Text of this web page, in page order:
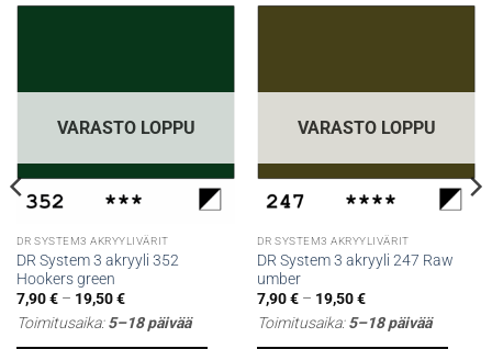
VARASTO LOPPU
DR SYSTEM3 AKRYYLIVÄRIT
DR System 3 akryyli 352
Hookers green
7,90€ – 19,50€Hintaluokka:
-
Toimitusaika:5–18 päivää
VARASTO LOPPU
DR SYSTEM3 AKRYYLIVÄRIT
DR System 3 akryyli 247 Raw
umber
7,90€ – 19,50€Hintaluokka:
-
Toimitusaika:5–18 päivää